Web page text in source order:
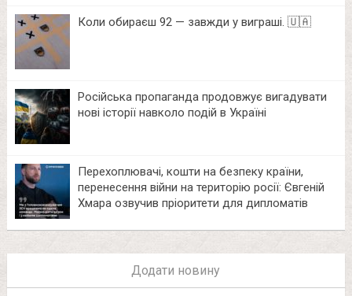
Коли обираєш 92 — завжди у виграші. 🇺🇦
Російська пропаганда продовжує вигадувати
нові історії навколо подій в Україні
Перехоплювачі, кошти на безпеку країни,
перенесення війни на територію росії: Євгеній
Хмара озвучив пріоритети для дипломатів
Додати новину